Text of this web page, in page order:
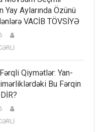
Yay Aylarında Özünü
VACİB TÖVSİYƏ
Qiymətlər: Yan-
Bu Fərqin